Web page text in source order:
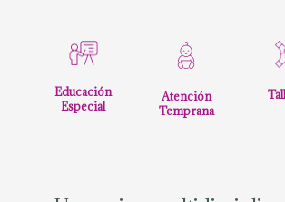
Educación
Especial
Atención
Temprana